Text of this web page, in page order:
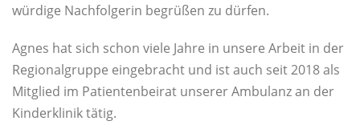
würdige Nachfolgerin begrüßen zu dürfen.
Agnes hat sich schon viele Jahre in unsere Arbeit in der
Regionalgruppe eingebracht und ist auch seit 2018 als
Mitglied im Patientenbeirat unserer Ambulanz an der
Kinderklinik tätig.